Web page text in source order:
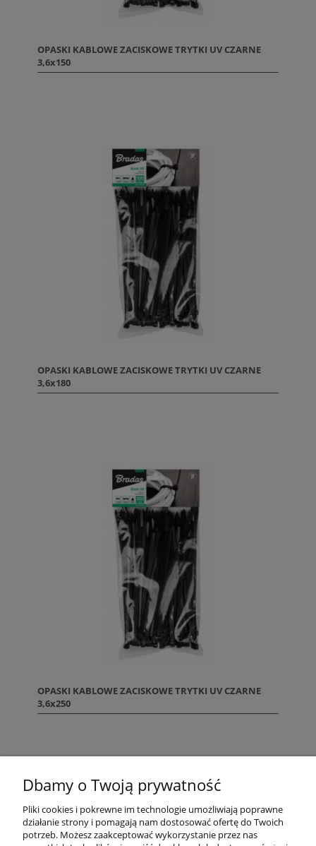
OPASKI KABLOWE ZACISKOWE TRYTKI UV CZARNE
3,6x150
OPASKI KABLOWE ZACISKOWE TRYTKI UV CZARNE
3,6x180
OPASKI KABLOWE ZACISKOWE TRYTKI UV CZARNE
3,6x250
Dbamy o Twoją prywatność
Pliki cookies i pokrewne im technologie umożliwiają poprawne
działanie strony i pomagają nam dostosować ofertę do Twoich
potrzeb. Możesz zaakceptować wykorzystanie przez nas